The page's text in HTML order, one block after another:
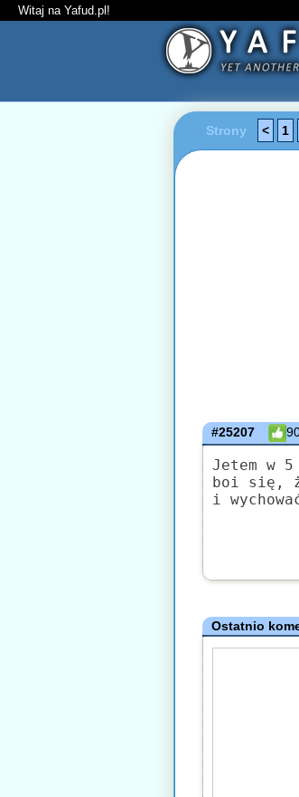
Witaj na Yafud.pl!
Strony < 1
#25207
Jetem w
boi się,
i
Ostatnio